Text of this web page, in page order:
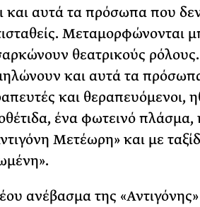
και αυτά τα πρόσωπα που
Μεταμορφώνονται
θεατρικούς
και αυτά τα πρόσωπα
και θεραπευόμενοι,
ένα φωτεινό πλάσμα,
Μετέωρη» και με
ανέβασμα της
Ακόμη
ΡΙΑ ΣΠΥΡΟΥ